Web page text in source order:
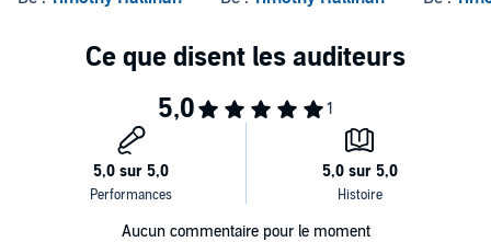
Aucun commentaire pour le moment